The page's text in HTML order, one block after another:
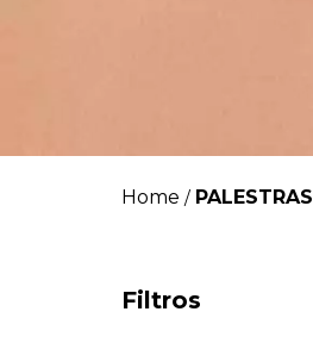
Home / PALESTRAS
Filtros